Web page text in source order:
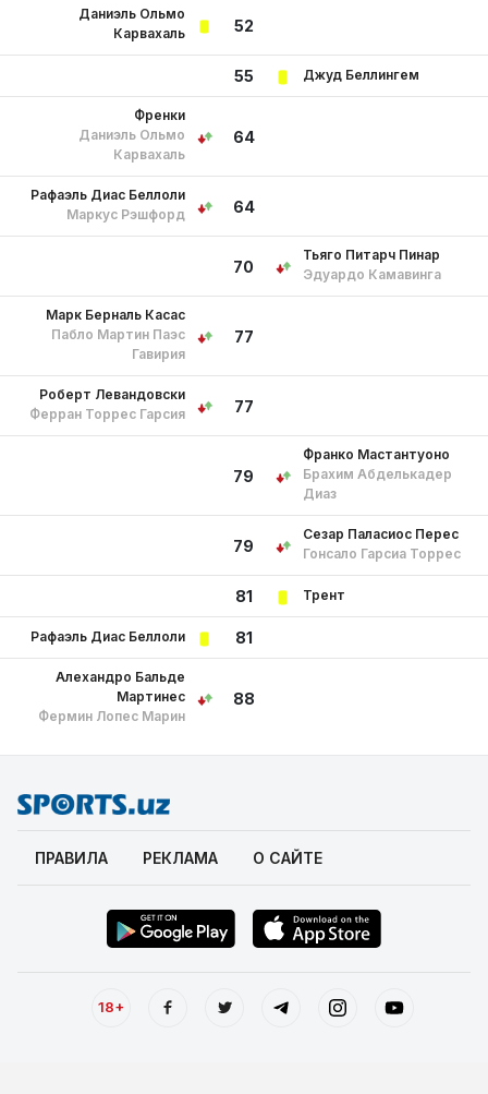
52
Даниэль Ольмо
Карвахаль
55 Джуд Беллингем
64
Френки
Даниэль Ольмо
Карвахаль
64
Рафаэль Диас Беллоли
Маркус Рэшфорд
70
Тьяго Питарч Пинар
Эдуардо Камавинга
77
Марк Берналь Касас
Пабло Мартин Паэс
Гавирия
77
Роберт Левандовски
Ферран Торрес Гарсия
79
Франко Мастантуоно
Брахим Абделькадер
Диаз
79
Сезар Паласиос Перес
Гонсало Гарсиа Торрес
81 Трент
81
Рафаэль Диас Беллоли
88
Алехандро Бальде
Мартинес
Фермин Лопес Марин
ПРАВИЛА РЕКЛАМА О САЙТЕ
18+